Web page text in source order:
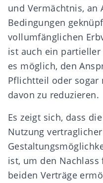
und Vermächtnis, an
Bedingungen
vollumfänglichen
ist auch ein partieller
es möglich, den
Pflichtteil oder sogar
davon zu reduzieren.
Es zeigt sich, dass
Nutzung vertraglicher
ist, um den Nachlass
beiden Verträge